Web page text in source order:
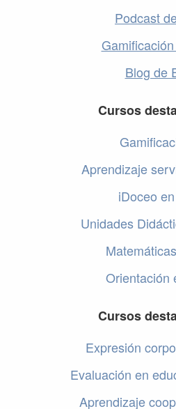
Podcast
Blog de
Cursos
Aprendizaje
iDoceo
Unidades
Orientación
Cursos
Expresión
Evaluación en
Aprendizaje